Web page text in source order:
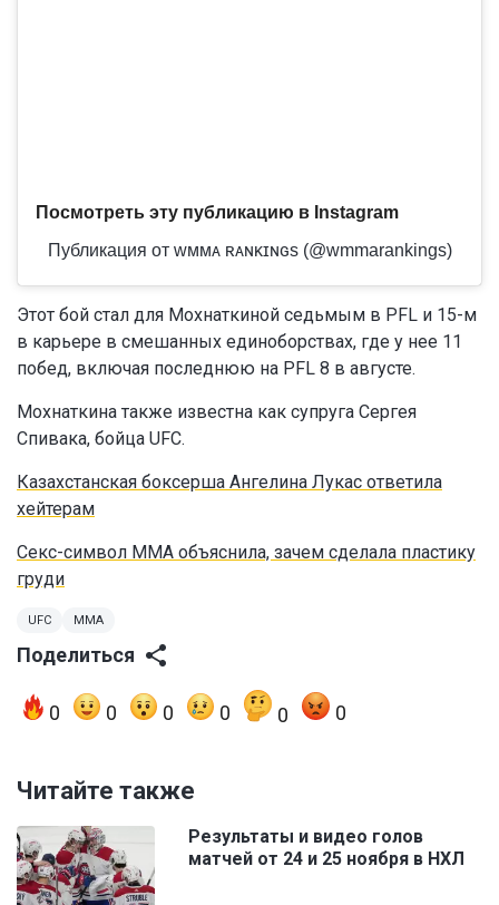
Посмотреть эту публикацию в Instagram
Публикация от ᴡᴍᴍᴀ ʀᴀɴᴋɪɴɢs (@wmmarankings)
Этот бой стал для Мохнаткиной седьмым в PFL и 15-м
в карьере в смешанных единоборствах, где у нее 11
побед, включая последнюю на PFL 8 в августе.
Мохнаткина также известна как супруга Сергея
Спивака, бойца UFC.
Казахстанская боксерша Ангелина Лукас ответила
хейтерам
Секс-символ ММА объяснила, зачем сделала пластику
груди
UFC MMA
Поделиться
0 0 0 0 0 0
Читайте также
Результаты и видео голов
матчей от 24 и 25 ноября в НХЛ